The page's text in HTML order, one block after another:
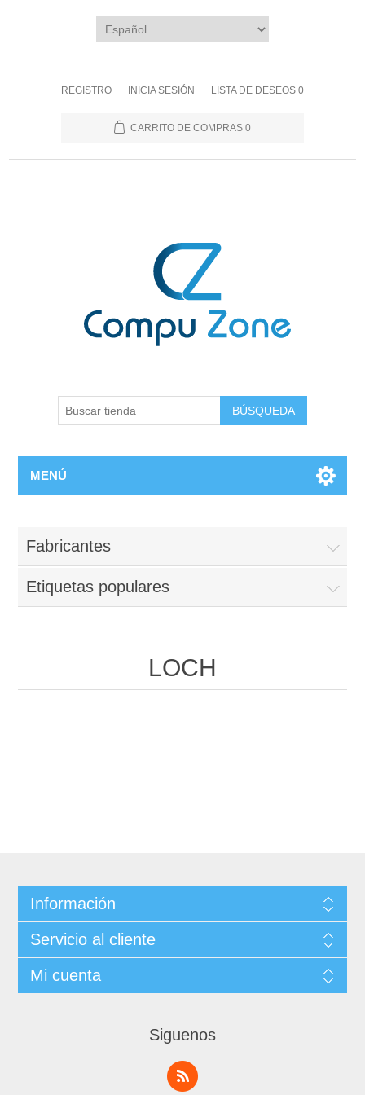
REGISTRO INICIA SESIÓN LISTA DE DESEOS 0
CARRITO DE COMPRAS 0
BÚSQUEDA
MENÚ
Fabricantes
Etiquetas populares
LOCH
Información
Servicio al cliente
Mi cuenta
Siguenos